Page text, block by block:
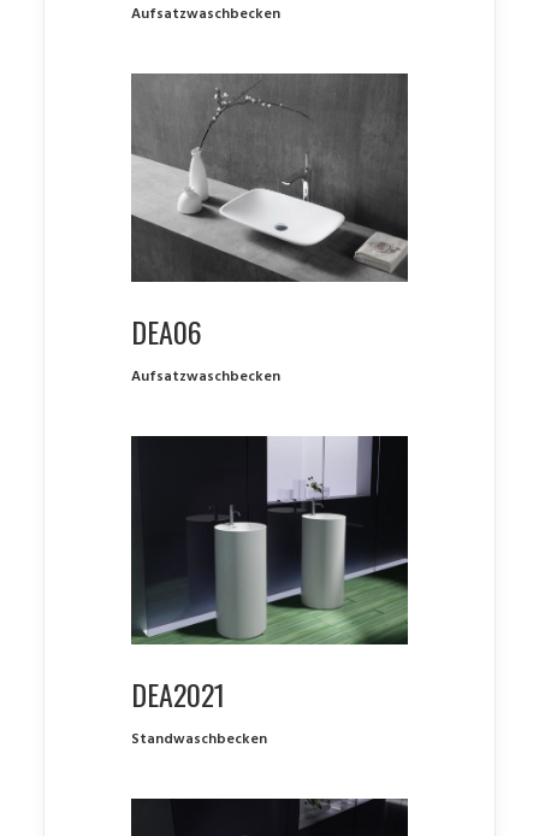
Aufsatzwaschbecken
DEA06
Aufsatzwaschbecken
DEA2021
Standwaschbecken